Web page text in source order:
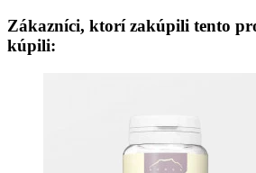
Zákazníci, ktorí zakúpili tento
kúpili: